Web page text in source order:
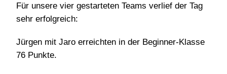
Für unsere vier gestarteten Teams verlief der Tag
sehr erfolgreich:
Jürgen mit Jaro erreichten in der Beginner-Klasse
76 Punkte.